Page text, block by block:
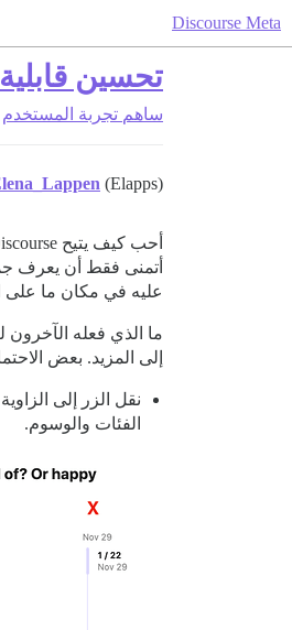
Discourse Meta
تحسين
ساهم تجربة المستخدم
(Elapps)
أتمنى فقط أن يعرف
عليه في مكان ما على
ما الذي فعله الآخرون
إلى المزيد. بعض
نقل الزر إلى
الفئات والوسوم.